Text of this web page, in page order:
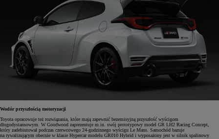
Wodór przyszłością motoryzacji
Toyota opracowuje też rozwiązania, które mają zapewnić bezemisyjną przyszłość wyścigom
długodystansowym. W Goodwood zaprezentuje m.in. swój prototypowy model GR LH2 Racing Concept,
który zadebiutował podczas czerwcowego 24-godzinnego wyścigu Le Mans. Samochód bazuje
na rywalizującym obecnie w klasie Hypercar modelu GR010 Hybrid i wyposażony jest w silnik spalinowy